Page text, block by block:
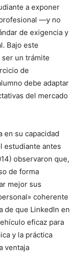
a exponer
—y no
de exigencia y
Bajo este
un trámite
de
debe adaptar
del mercado
en su capacidad
estudiante antes
observaron que,
de forma
mejor sus
coherente
de que LinkedIn en
eficaz para
y la práctica
ventaja